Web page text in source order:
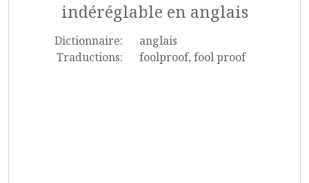
indéréglable en anglais
Dictionnaire:
anglais
Traductions:
foolproof, fool proof